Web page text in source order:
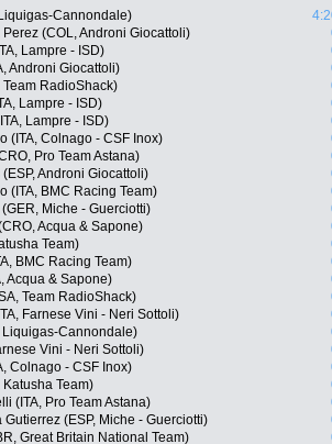
Cannondale)
(COL, Androni Giocattoli)
Lampre - ISD)
Androni Giocattoli)
RadioShack)
Lampre - ISD)
Lampre - ISD)
(ITA, Colnago - CSF Inox)
Pro Team Astana)
Androni Giocattoli)
(ITA, BMC Racing Team)
Miche - Guerciotti)
Acqua & Sapone)
Team)
BMC Racing Team)
Acqua & Sapone)
Team RadioShack)
Farnese Vini - Neri Sottoli)
Liquigas-Cannondale)
Vini - Neri Sottoli)
Colnago - CSF Inox)
Team)
(ITA, Pro Team Astana)
(ESP, Miche - Guerciotti)
Great Britain National Team)